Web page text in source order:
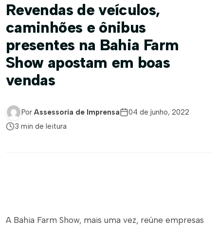
Revendas de veículos,
caminhões e ônibus
presentes na Bahia Farm
Show apostam em boas
vendas
Por Assessoria de Imprensa
04 de junho, 2022
3 min de leitura
A Bahia Farm Show, mais uma vez, reúne empresas